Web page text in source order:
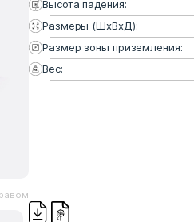
Высота падения:
Размеры (ШхВхД):
Размер зоны приземления:
Вес: